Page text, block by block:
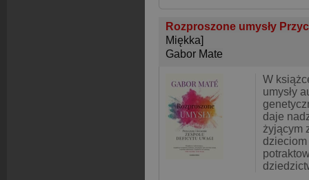
Rozproszone umysły
Miękka]
Gabor Mate
W
umysły
daje
żyjącym
dzieciom